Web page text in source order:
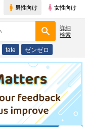
男性向け 女性向け
詳細
検索
fate ゼンゼロ